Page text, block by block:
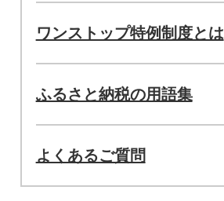
ワンストップ特例制度とは
ふるさと納税の用語集
よくあるご質問